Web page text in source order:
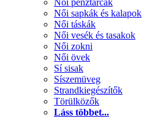
Női pénztárcák
Női sapkák és kalapok
Női táskák
Női vesék és tasakok
Női zokni
Női övek
Sí sisak
Síszemüveg
Strandkiegészítők
Törülközők
Láss többet...